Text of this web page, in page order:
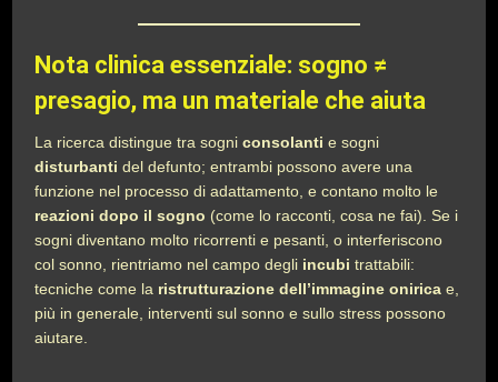
Nota clinica essenziale: sogno ≠
presagio, ma un materiale che aiuta
La ricerca distingue tra sogniconsolanti e sogni
disturbanti del defunto; entrambi possono avere una
funzione nel processo di adattamento, e contano molto le
reazioni dopo il sogno (come lo racconti, cosa ne fai). Se i
sogni diventano molto ricorrenti e pesanti, o interferiscono
col sonno, rientriamo nel campo degli incubi trattabili:
tecniche come la ristrutturazione dell’immagine onirica e,
più in generale, interventi sul sonno e sullo stress possono
aiutare.